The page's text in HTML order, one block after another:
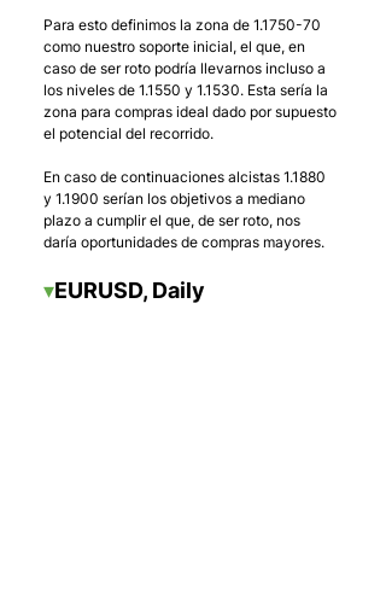
Para esto definimos la zona de 1.1750-70
como nuestro soporte inicial, el que, en
caso de ser roto podría llevarnos incluso a
los niveles de 1.1550 y 1.1530. Esta sería la
zona para compras ideal dado por supuesto
el potencial del recorrido.
En caso de continuaciones alcistas 1.1880
y 1.1900 serían los objetivos a mediano
plazo a cumplir el que, de ser roto, nos
daría oportunidades de compras mayores.
▾EURUSD, Daily